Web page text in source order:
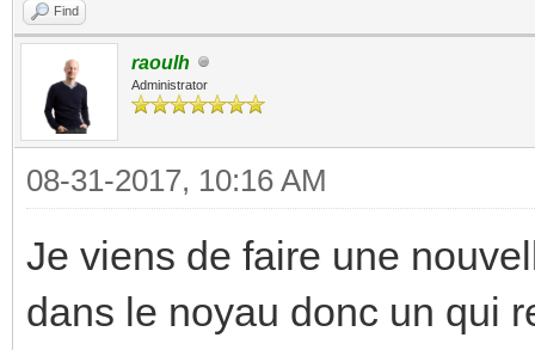
Find
raoulh
Administrator
08-31-2017, 10:16 AM
Je viens de faire une
dans le noyau donc un qui